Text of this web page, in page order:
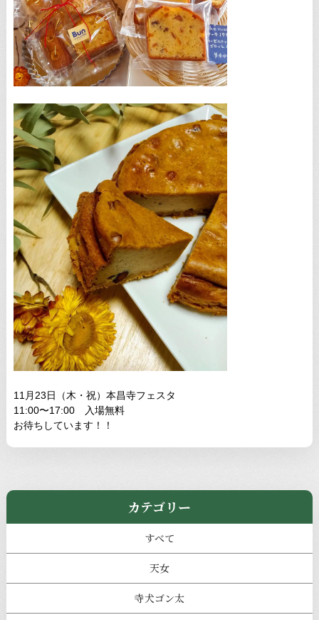
11月23日（木・祝）本昌寺フェスタ
11:00〜17:00 入場無料
お待ちしています！！
カテゴリー
すべて
天女
寺犬ゴン太